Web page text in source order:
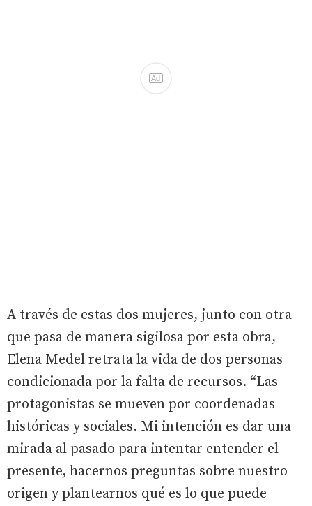
Ad
A través de estas dos mujeres, junto con otra
que pasa de manera sigilosa por esta obra,
Elena Medel retrata la vida de dos personas
condicionada por la falta de recursos. “Las
protagonistas se mueven por coordenadas
históricas y sociales. Mi intención es dar una
mirada al pasado para intentar entender el
presente, hacernos preguntas sobre nuestro
origen y plantearnos qué es lo que puede